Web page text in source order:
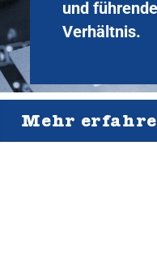
und
Verhältnis.
Mehr